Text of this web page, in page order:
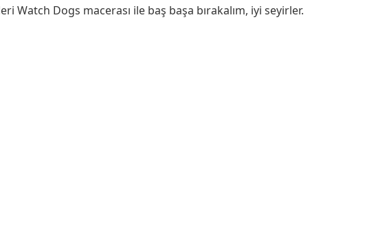
Watch Dogs macerası ile baş başa bırakalım, iyi seyirler.